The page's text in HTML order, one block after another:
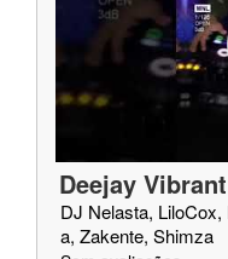
Deejay Vibrant
DJ Nelasta,
a, Zakente, Shimza